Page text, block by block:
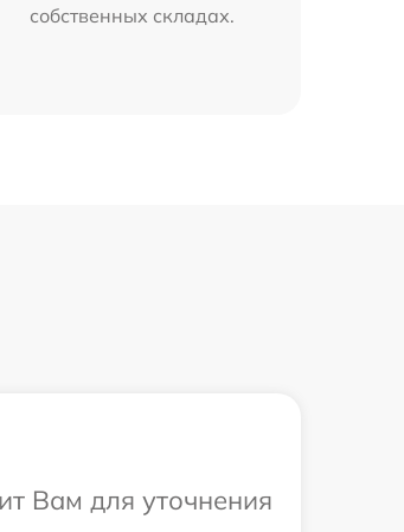
собственных складах.
Вам для уточнения